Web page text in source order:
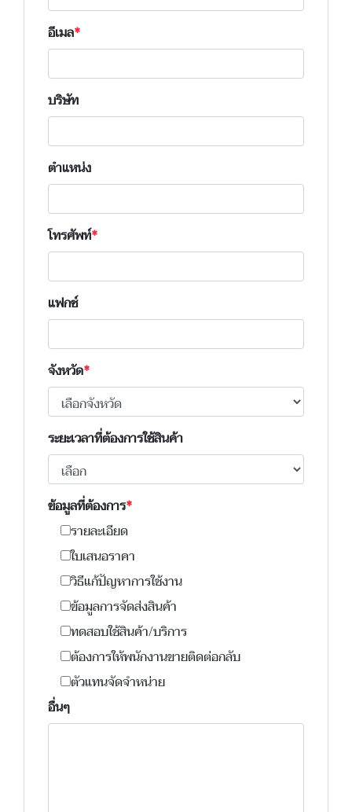
อีเมล
บริษัท
ตำแหน่ง
โทรศัพท์
แฟกซ์
จังหวัด
ระยะเวลาที่ต้องการใช้สินค้า
ข้อมูลที่ต้องการ
รายละเอียด
ใบเสนอราคา
วิธีแก้ปัญหาการใช้งาน
ข้อมูลการจัดส่งสินค้า
ทดสอบใช้สินค้า/บริการ
ต้องการให้พนักงานขายติดต่อกลับ
ตัวแทนจัดจำหน่าย
อื่นๆ